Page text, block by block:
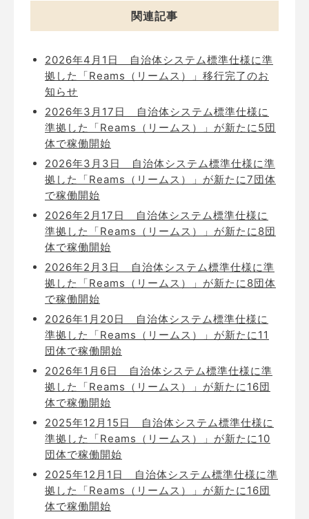
関連記事
2026年4月1日
自治体システム標準仕様に準
拠した「Reams（リームス）」移行完了のお
知らせ
2026年3月17日
自治体システム標準仕様に
準拠した「Reams（リームス）」が新たに5団
体で稼働開始
2026年3月3日
自治体システム標準仕様に準
拠した「Reams（リームス）」が新たに7団体
で稼働開始
2026年2月17日
自治体システム標準仕様に
準拠した「Reams（リームス）」が新たに8団
体で稼働開始
2026年2月3日
自治体システム標準仕様に準
拠した「Reams（リームス）」が新たに8団体
で稼働開始
2026年1月20日
自治体システム標準仕様に
準拠した「Reams（リームス）」が新たに11
団体で稼働開始
2026年1月6日
自治体システム標準仕様に準
拠した「Reams（リームス）」が新たに16団
体で稼働開始
2025年12月15日
自治体システム標準仕様に
準拠した「Reams（リームス）」が新たに10
団体で稼働開始
2025年12月1日
自治体システム標準仕様に準
拠した「Reams（リームス）」が新たに16団
体で稼働開始